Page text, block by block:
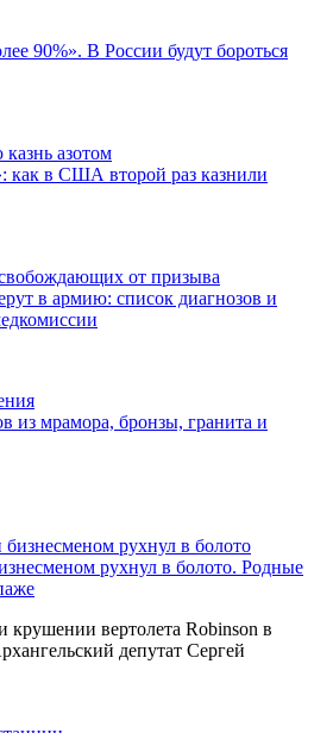
90%». В России будут бороться
как в США второй раз казнили
в армию: список диагнозов и
из мрамора, бронзы, гранита и
рухнул в болото. Родные
крушении вертолета Robinson в
депутат Сергей